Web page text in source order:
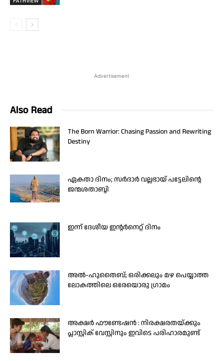
Advertisement
Also Read
The Born Warrior: Chasing Passion and Rewriting
Destiny
ഏകതാ ദിനം; സർദാർ വല്ലഭായ് പട്ടേലിന്റെ
ജന്മശതാബ്ദി
ഇന്ന് ദേശീയ ഇന്റർനെറ്റ് ദിനം
അൽ-ഹുതൈബ്; ഒരിക്കലും മഴ പെയ്യാത്ത
ലോകത്തിലെ ഒരേയൊരു ഗ്രാമം
അക്ഷർ ഫൗണ്ടേഷൻ : നിരക്ഷരതയ്ക്കും
പ്ലാസ്റ്റിക് വേസ്റ്റിനും ഇവിടെ പരിഹാരമുണ്ട്